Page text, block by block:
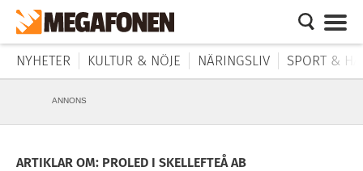
NYHETER KULTUR & NÖJE NÄRINGSLIV SPORT &
ANNONS
ARTIKLAR OM: PROLED I SKELLEFTEÅ AB